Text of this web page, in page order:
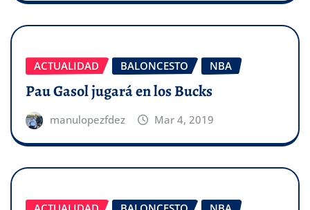
ACTUALIDAD BALONCESTO NBA
Pau Gasol jugará en los Bucks
manulopezfdez Mar 4, 2019